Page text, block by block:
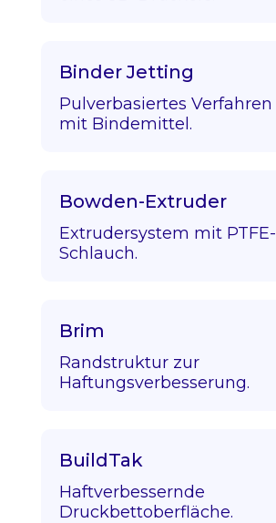
Binder Jetting
Pulverbasiertes Verfahren
mit Bindemittel.
Bowden-Extruder
Extrudersystem mit PTFE-
Schlauch.
Brim
Randstruktur zur
Haftungsverbesserung.
BuildTak
Haftverbessernde
Druckbettoberfläche.